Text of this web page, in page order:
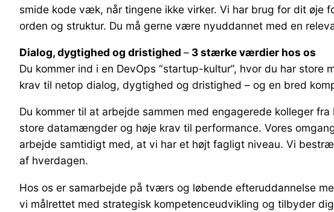
smide kode væk, når tingene ikke virker. Vi har brug for dit øje
orden og struktur. Du må gerne være nyuddannet med en
Dialog, dygtighed og dristighed – 3 stærke værdier hos os
Du kommer ind i en DevOps “startup-kultur”, hvor du har
krav til netop dialog, dygtighed og dristighed – og en bred
Du kommer til at arbejde sammen med engagerede kolleger
store datamængder og høje krav til performance. Vores
arbejde samtidigt med, at vi har et højt fagligt niveau. Vi
af hverdagen.
Hos os er samarbejde på tværs og løbende efteruddannelse
vi målrettet med strategisk kompetenceudvikling og tilbyder